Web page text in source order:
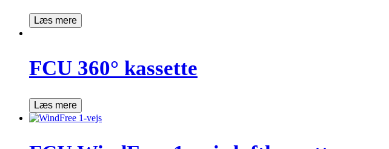
Læs mere
FCU 360° kassette
Læs mere